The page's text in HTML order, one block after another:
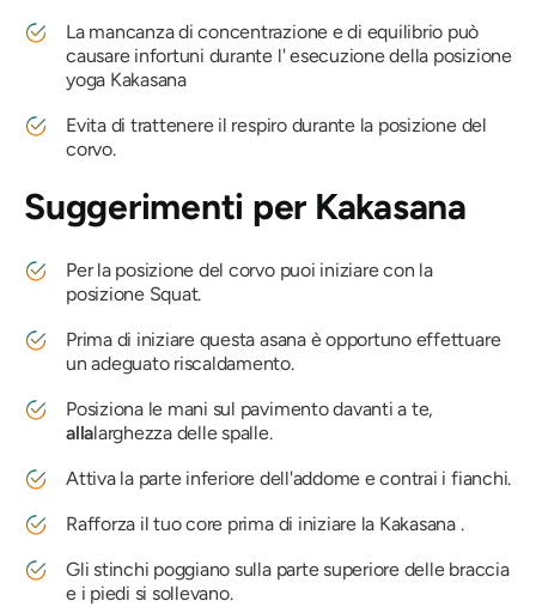
La mancanza di concentrazione e di equilibrio può
causare infortuni durante l' esecuzione della posizione
yoga Kakasana
Evita di trattenere il respiro durante la posizione del
corvo.
Suggerimenti per Kakasana
Per la posizione del corvo puoi iniziare con la
posizione Squat.
Prima di iniziare questa asana è opportuno effettuare
un adeguato riscaldamento.
Posiziona le mani sul pavimento davanti a te,
allalarghezza delle spalle.
Attiva la parte inferiore dell'addome e contrai i fianchi.
Rafforza il tuo core prima di iniziare la Kakasana .
Gli stinchi poggiano sulla parte superiore delle braccia
e i piedi si sollevano.